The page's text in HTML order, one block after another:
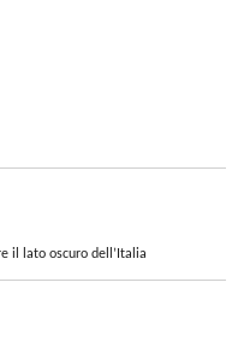
il lato oscuro dell’Italia